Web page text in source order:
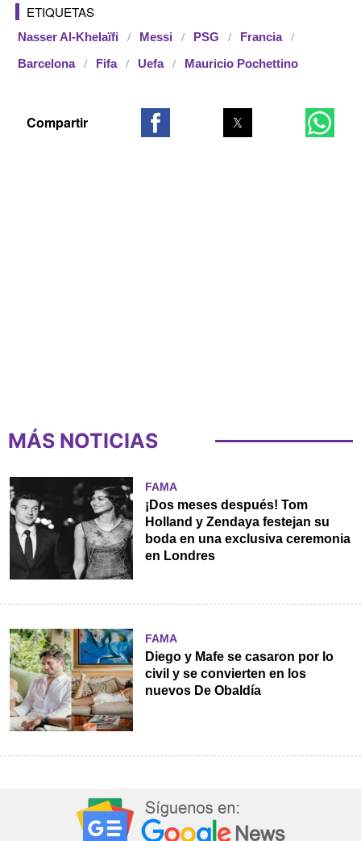
ETIQUETAS
Nasser Al-Khelaïfi Messi PSG Francia
Barcelona Fifa Uefa Mauricio Pochettino
MÁS NOTICIAS
FAMA
¡Dos meses después! Tom
Holland y Zendaya festejan su
boda en una exclusiva ceremonia
en Londres
FAMA
Diego y Mafe se casaron por lo
civil y se convierten en los
nuevos De Obaldía